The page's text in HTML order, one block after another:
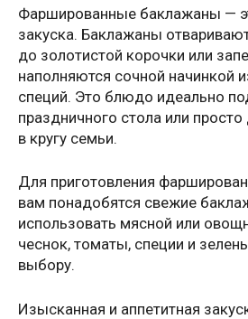
Фаршированные баклажаны —
закуска. Баклажаны
до золотистой корочки или
наполняются сочной начинкой
специй. Это блюдо идеально
праздничного стола или
в кругу семьи.
Для приготовления
вам понадобятся свежие
использовать мясной или
чеснок, томаты, специи и
выбору.
Изысканная и аппетитная